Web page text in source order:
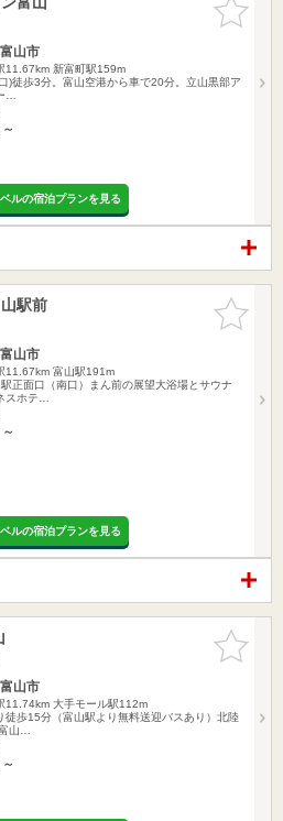
りに追加
山市
11.67km 新富町駅159m
)徒歩3分。富山空港から車で20分。立山黒部ア
…
ルの宿泊プランを見る
お気に入
りに追加
駅前
山市
11.67km 富山駅191m
正面口（南口）まん前の展望大浴場とサウナ
スホテ…
ルの宿泊プランを見る
お気に入
りに追加
山市
11.74km 大手モール駅112m
徒歩15分（富山駅より無料送迎バスあり）北陸
山…